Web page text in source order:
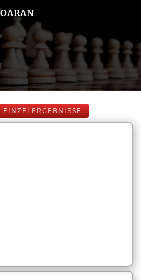
EINZELERGEBNISSE